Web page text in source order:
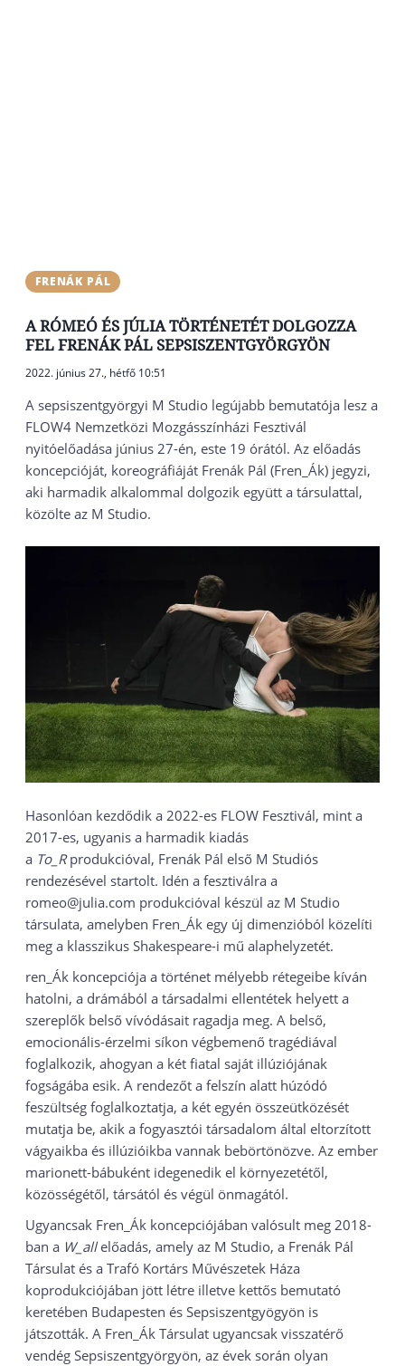
FRENÁK PÁL
A RÓMEÓ ÉS JÚLIA TÖRTÉNETÉT DOLGOZZA
FEL FRENÁK PÁL SEPSISZENTGYÖRGYÖN
2022. június 27., hétfő 10:51
A sepsiszentgyörgyi M Studio legújabb bemutatója lesz a
FLOW4 Nemzetközi Mozgásszínházi Fesztivál
nyitóelőadása június 27-én, este 19 órától. Az előadás
koncepcióját, koreográfiáját Frenák Pál (Fren_Ák) jegyzi,
aki harmadik alkalommal dolgozik együtt a társulattal,
közölte az M Studio.
Hasonlóan kezdődik a 2022-es FLOW Fesztivál, mint a
2017-es, ugyanis a harmadik kiadás
a To_Rprodukcióval, Frenák Pál első M Studiós
rendezésével startolt. Idén a fesztiválra a
romeo@julia.com produkcióval készül az M Studio
társulata, amelyben Fren_Ák egy új dimenzióból közelíti
meg a klasszikus Shakespeare-i mű alaphelyzetét.
ren_Ák koncepciója a történet mélyebb rétegeibe kíván
hatolni, a drámából a társadalmi ellentétek helyett a
szereplők belső vívódásait ragadja meg. A belső,
emocionális-érzelmi síkon végbemenő tragédiával
foglalkozik, ahogyan a két fiatal saját illúziójának
fogságába esik. A rendezőt a felszín alatt húzódó
feszültség foglalkoztatja, a két egyén összeütközését
mutatja be, akik a fogyasztói társadalom által eltorzított
vágyaikba és illúzióikba vannak bebörtönözve. Az ember
marionett-bábuként idegenedik el környezetétől,
közösségétől, társától és végül önmagától.
Ugyancsak Fren_Ák koncepciójában valósult meg 2018-
ban a W_allelőadás, amely az M Studio, a Frenák Pál
Társulat és a Trafó Kortárs Művészetek Háza
koprodukciójában jött létre illetve kettős bemutató
keretében Budapesten és Sepsiszentgyögyön is
játszották. A Fren_Ák Társulat ugyancsak visszatérő
vendég Sepsiszentgyörgyön, az évek során olyan